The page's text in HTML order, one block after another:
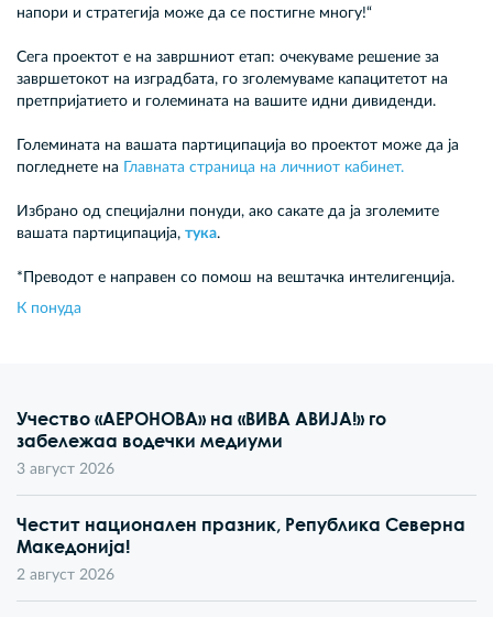
напори и стратегија може да се постигне многу!“
Сега проектот е на завршниот етап: очекуваме решение за
завршетокот на изградбата, го зголемуваме капацитетот на
претпријатието и големината на вашите идни дивиденди.
Големината на вашата партиципација во проектот може да ја
погледнете на
Главната страница на личниот кабинет.
Избрано од специјални понуди, ако сакате да ја зголемите
вашата партиципација, тука.
*Преводот е направен со помош на вештачка интелигенција.
К понуда
Учество «АЕРОНОВА» на «ВИВА АВИЈА!» го
забележаа водечки медиуми
3 август 2026
Честит национален празник, Република Северна
Македонија!
2 август 2026